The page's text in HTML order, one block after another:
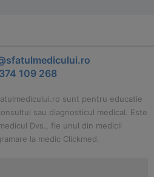
109 268
sunt pentru educatie
sau diagnosticul medical. Este
Dvs., fie unul din medicii
la medic Clickmed.